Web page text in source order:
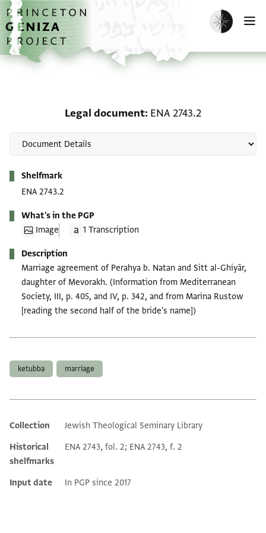
Skip to main content
home
Enable dark
Legal document ENA 2743.2
Shelfmark
ENA 2743.2
What's in the PGP
Image
1 Transcription
Description
Marriage agreement of Perahya b. Natan and Sitt al-Ghiyār,
daughter of Mevorakh. (Information from Mediterranean
Society, III, p. 405, and IV, p. 342, and from Marina Rustow
[reading the second half of the bride's name])
ketubba marriage
Additional metadata
Collection
Jewish Theological Seminary Library
Historical
shelfmarks
ENA 2743, fol. 2; ENA 2743, f. 2
Input date In PGP since 2017